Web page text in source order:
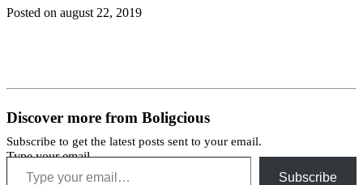
Posted on august 22, 2019
Discover more from Boligcious
Subscribe to get the latest posts sent to your email.
Type your email…
Subscribe